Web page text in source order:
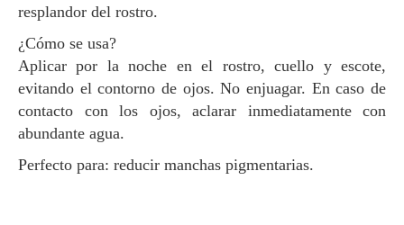
resplandor del rostro.
¿Cómo se usa?
Aplicar por la noche en el rostro, cuello y escote,
evitando el contorno de ojos. No enjuagar. En caso de
contacto con los ojos, aclarar inmediatamente con
abundante agua.
Perfecto para: reducir manchas pigmentarias.